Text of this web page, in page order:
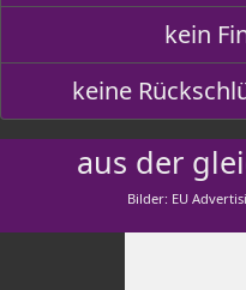
kein
keine
aus der
Bilder: EU